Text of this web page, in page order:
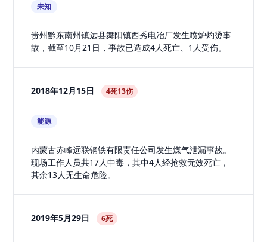
未知
贵州黔东南州镇远县舞阳镇西秀电冶厂发生喷炉灼烫事
故，截至10月21日，事故已造成4人死亡、1人受伤。
2018年12月15日 4死13伤
能源
内蒙古赤峰远联钢铁有限责任公司发生煤气泄漏事故。
现场工作人员共17人中毒，其中4人经抢救无效死亡，
其余13人无生命危险。
2019年5月29日 6死